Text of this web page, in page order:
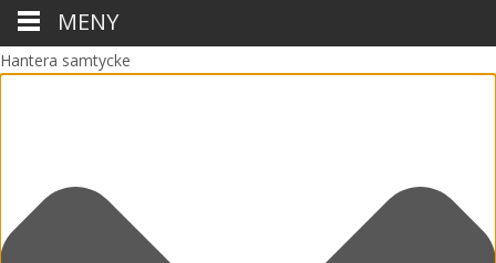
Hantera samtycke
MENY